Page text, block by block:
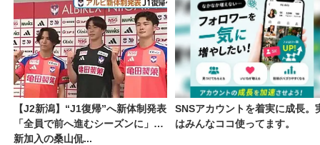
【J2新潟】“J1復帰”へ新体制発表
「全員で前へ進むシーズンに」
新加入の桑山侃...
SNSアカウントを着実に成長。
はみんなココ使ってます。